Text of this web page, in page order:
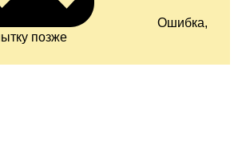
Ошибка,
позже